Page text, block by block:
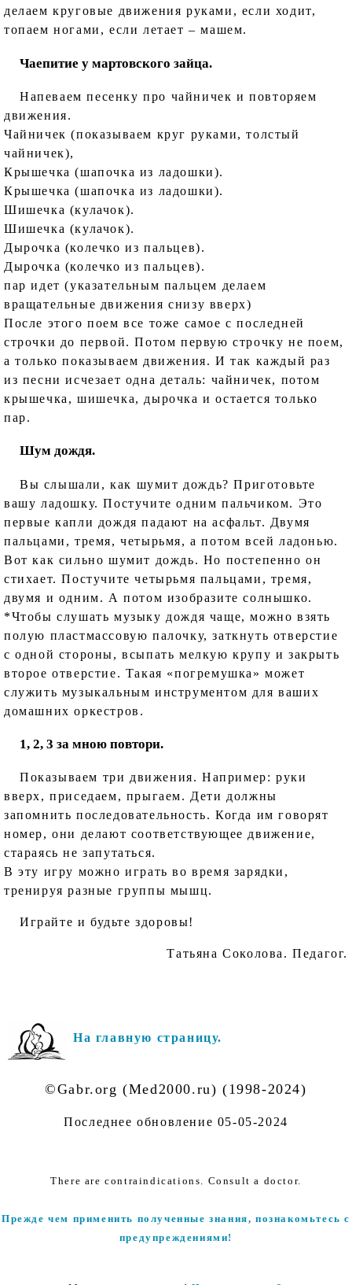
делаем круговые движения руками, если ходит,
топаем ногами, если летает – машем.
Чаепитие у мартовского зайца.
Напеваем песенку про чайничек и повторяем
движения.
Чайничек (показываем круг руками, толстый
чайничек),
Крышечка (шапочка из ладошки).
Крышечка (шапочка из ладошки).
Шишечка (кулачок).
Шишечка (кулачок).
Дырочка (колечко из пальцев).
Дырочка (колечко из пальцев).
пар идет (указательным пальцем делаем
вращательные движения снизу вверх)
После этого поем все тоже самое с последней
строчки до первой. Потом первую строчку не поем,
а только показываем движения. И так каждый раз
из песни исчезает одна деталь: чайничек, потом
крышечка, шишечка, дырочка и остается только
пар.
Шум дождя.
Вы слышали, как шумит дождь? Приготовьте
вашу ладошку. Постучите одним пальчиком. Это
первые капли дождя падают на асфальт. Двумя
пальцами, тремя, четырьмя, а потом всей ладонью.
Вот как сильно шумит дождь. Но постепенно он
стихает. Постучите четырьмя пальцами, тремя,
двумя и одним. А потом изобразите солнышко.
*Чтобы слушать музыку дождя чаще, можно взять
полую пластмассовую палочку, заткнуть отверстие
с одной стороны, всыпать мелкую крупу и закрыть
второе отверстие. Такая «погремушка» может
служить музыкальным инструментом для ваших
домашних оркестров.
1, 2, 3 за мною повтори.
Показываем три движения. Например: руки
вверх, приседаем, прыгаем. Дети должны
запомнить последовательность. Когда им говорят
номер, они делают соответствующее движение,
стараясь не запутаться.
В эту игру можно играть во время зарядки,
тренируя разные группы мышц.
Играйте и будьте здоровы!
Татьяна Соколова. Педагог.
На главную страницу.
©Gabr.org (Med2000.ru) (1998-2024)
Последнее обновление 05-05-2024
There are contraindications. Consult a doctor.
Прежде чем применить полученные знания, познакомьтесь с
предупреждениями!